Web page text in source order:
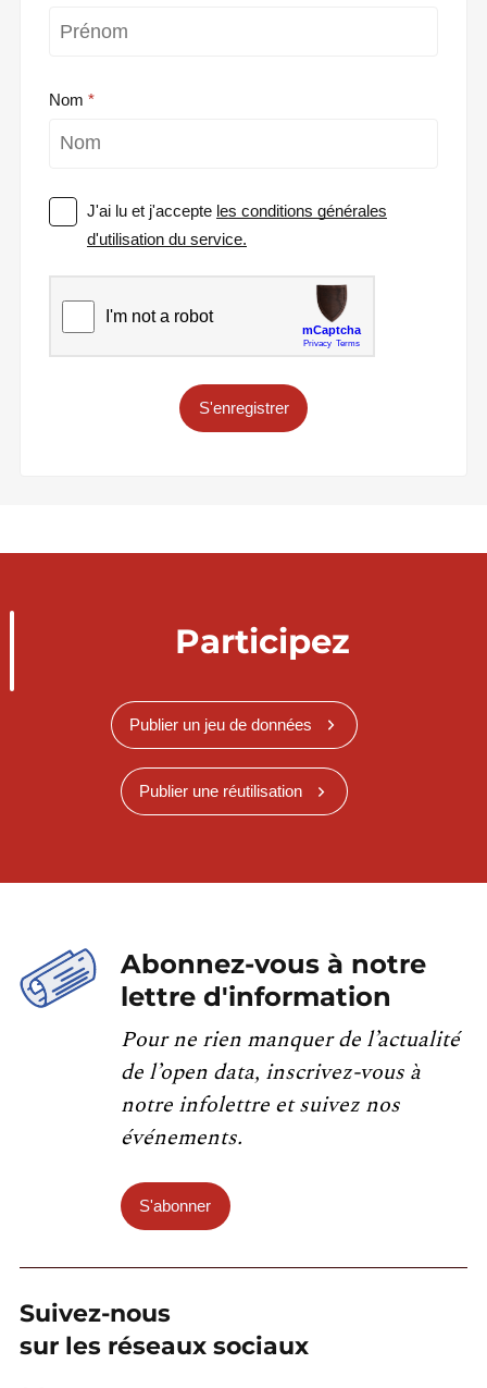
Nom
J'ai lu et j'accepte les conditions générales
d'utilisation du service.
S'enregistrer
Participez
Publier un jeu de données
Publier une réutilisation
Abonnez-vous à notre
lettre d'information
Pour ne rien manquer de l’actualité
de l’open data, inscrivez-vous à
notre infolettre et suivez nos
événements.
S'abonner
Suivez-nous
sur les réseaux sociaux